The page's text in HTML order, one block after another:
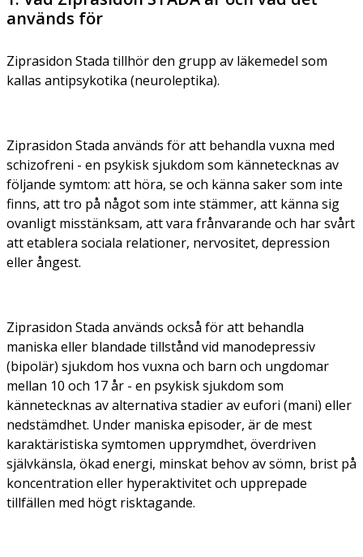
används för
Ziprasidon Stada tillhör den grupp av läkemedel som
kallas antipsykotika (neuroleptika).
Ziprasidon Stada används för att behandla vuxna med
schizofreni - en psykisk sjukdom som kännetecknas av
följande symtom: att höra, se och känna saker som inte
finns, att tro på något som inte stämmer, att känna sig
ovanligt misstänksam, att vara frånvarande och har svårt
att etablera sociala relationer, nervositet, depression
eller ångest.
Ziprasidon Stada används också för att behandla
maniska eller blandade tillstånd vid manodepressiv
(bipolär) sjukdom hos vuxna och barn och ungdomar
mellan 10 och 17 år - en psykisk sjukdom som
kännetecknas av alternativa stadier av eufori (mani) eller
nedstämdhet. Under maniska episoder, är de mest
karaktäristiska symtomen upprymdhet, överdriven
självkänsla, ökad energi, minskat behov av sömn, brist på
koncentration eller hyperaktivitet och upprepade
tillfällen med högt risktagande.